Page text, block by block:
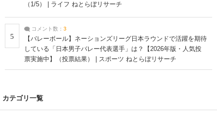
（1/5） | ライフ ねとらぼリサーチ
5
コメント数： 3
【バレーボール】ネーションズリーグ日本ラウンドで活躍を期待
している「日本男子バレー代表選手」は？【2026年版・人気投
票実施中】（投票結果） | スポーツ ねとらぼリサーチ
カテゴリ一覧